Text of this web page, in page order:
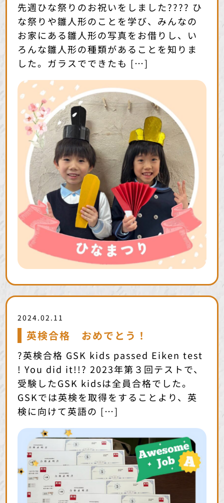
先週ひな祭りのお祝いをしました???? ひ
な祭りや雛人形のことを学び、みんなの
お家にある雛人形の写真をお借りし、い
ろんな雛人形の種類があることを知りま
した。ガラスでできたも […]
2024.02.11
英検合格 おめでとう！
?英検合格 GSK kids passed Eiken test
! You did it!!? 2023年第３回テストで、
受験したGSK kidsは全員合格でした。
GSKでは英検を取得をすることより、英
検に向けて英語の […]